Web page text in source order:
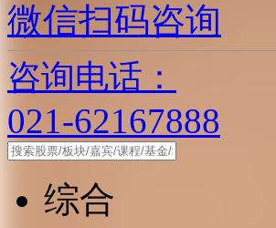
微信扫码咨询
咨询电话：
021-62167888
综合